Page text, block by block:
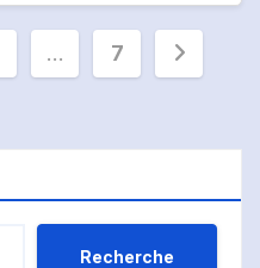
… 7
Recherche